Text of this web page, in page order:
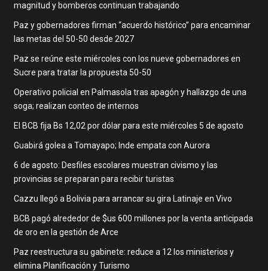
magnitud y bomberos continuan trabajando
Paz y gobernadores firman “acuerdo histórico” para encaminar
las metas del 50-50 desde 2027
Paz se reúne este miércoles con los nueve gobernadores en
Sucre para tratar la propuesta 50-50
Operativo policial en Palmasola tras apagón y hallazgo de una
soga; realizan conteo de internos
El BCB fija Bs 12,02 por dólar para este miércoles 5 de agosto
Guabirá golea a Tomayapo; Inde empata con Aurora
6 de agosto: Desfiles escolares muestran civismo y las
provincias se preparan para recibir turistas
Cazzu llegó a Bolivia para arrancar su gira Latinaje en Vivo
BCB pagó alrededor de $us 600 millones por la venta anticipada
de oro en la gestión de Arce
Paz reestructura su gabinete: reduce a 12 los ministerios y
elimina Planificación y Turismo